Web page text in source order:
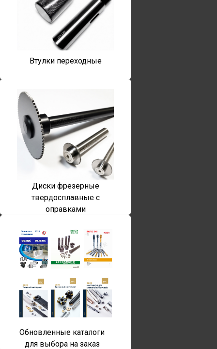
Втулки переходные
Диски фрезерные
твердосплавные с
оправками
Обновленные каталоги
для выбора на заказ